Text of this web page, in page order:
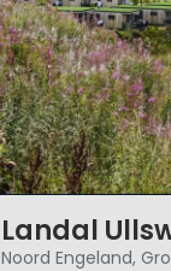
Landal
Noord Engeland,